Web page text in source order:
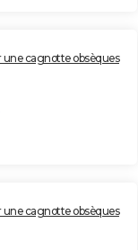
une cagnotte obsèques
une cagnotte obsèques